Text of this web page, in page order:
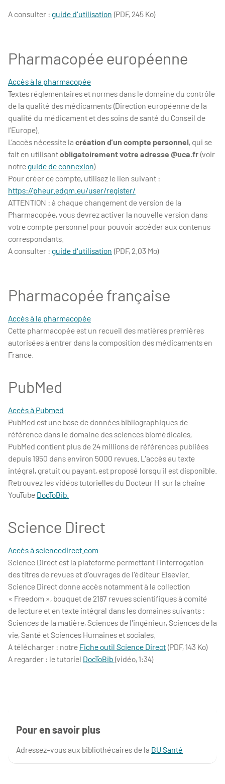
A consulter : guide d'utilisation (PDF, 245 Ko)
Pharmacopée européenne
Accès à la pharmacopée
Textes réglementaires et normes dans le domaine du contrôle
de la qualité des médicaments (Direction européenne de la
qualité du médicament et des soins de santé du Conseil de
l’Europe).
L’accès nécessite la création d’un compte personnel, qui se
fait en utilisantobligatoirement votre adresse @uca.fr (voir
notreguide de connexion)
Pour créer ce compte, utilisez le lien suivant :
https://pheur.edqm.eu/user/register/
ATTENTION : à chaque changement de version de la
Pharmacopée, vous devrez activer la nouvelle version dans
votre compte personnel pour pouvoir accéder aux contenus
correspondants.
A consulter : guide d'utilisation (PDF, 2.03 Mo)
Pharmacopée française
Accès à la pharmacopée
Cette pharmacopée est un recueil des matières premières
autorisées à entrer dans la composition des médicaments en
France.
PubMed
Accès à Pubmed
PubMed est une base de données bibliographiques de
référence dans le domaine des sciences biomédicales,
PubMed contient plus de 24 millions de références publiées
depuis 1950 dans environ 5000 revues. L'accès au texte
intégral, gratuit ou payant, est proposé lorsqu'il est disponible.
Retrouvez les vidéos tutorielles du Docteur H sur la chaîne
YouTube DocToBib.
Science Direct
Accès à sciencedirect.com
Science Direct est la plateforme permettant l'interrogation
des titres de revues et d'ouvrages de l'éditeur Elsevier.
Science Direct donne accès notamment à la collection
« Freedom », bouquet de 2167 revues scientifiques à comité
de lecture et en texte intégral dans les domaines suivants :
Sciences de la matière, Sciences de l'ingénieur, Sciences de la
vie, Santé et Sciences Humaines et sociales.
A télécharger : notre Fiche outil Science Direct (PDF, 143 Ko)
A regarder : le tutoriel DocToBib (vidéo, 1:34)
Pour en savoir plus
Adressez-vous aux bibliothécaires de la BU Santé